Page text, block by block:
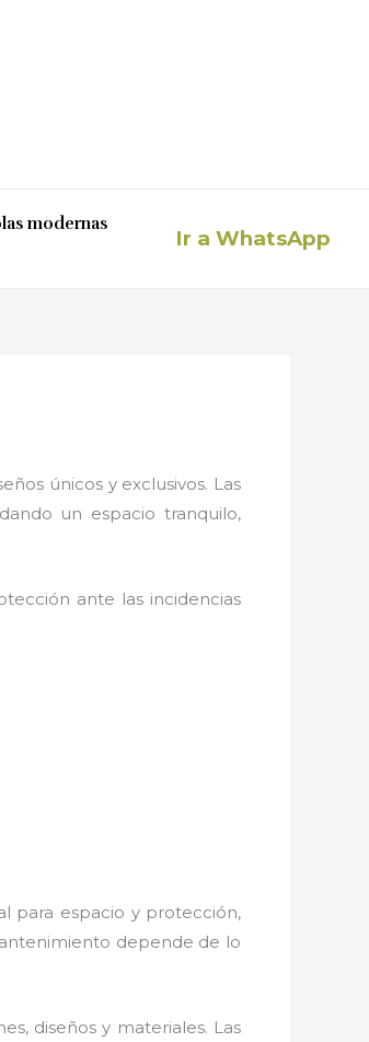
modernas
Ir a WhatsApp
únicos y exclusivos. Las
un espacio tranquilo,
ante las incidencias
para espacio y protección,
depende de lo
diseños y materiales. Las